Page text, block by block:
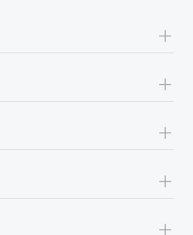
+
+
+
+
+